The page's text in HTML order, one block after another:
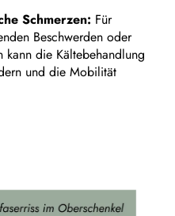
Schmerzen: Für
Beschwerden oder
kann die Kältebehandlung
und die Mobilität